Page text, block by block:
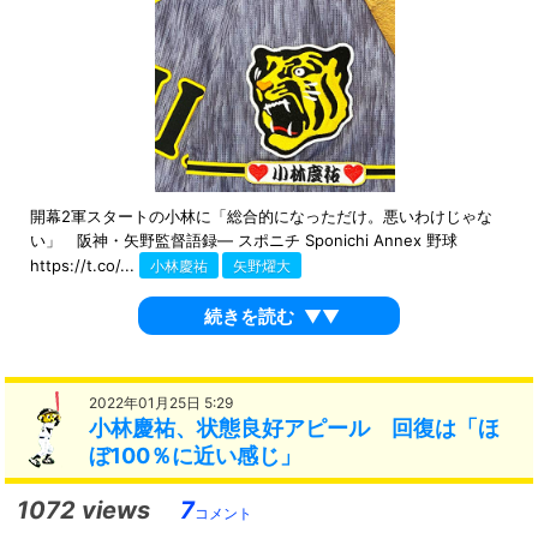
開幕2軍スタートの小林に「総合的になっただけ。悪いわけじゃな
い」 阪神・矢野監督語録― スポニチ Sponichi Annex 野球
https://t.co/...
小林慶祐 矢野燿大
続きを読む ▼▼
2022年01月25日 5:29
小林慶祐、状態良好アピール 回復は「ほ
ぼ100％に近い感じ」
1072 views 7コメント